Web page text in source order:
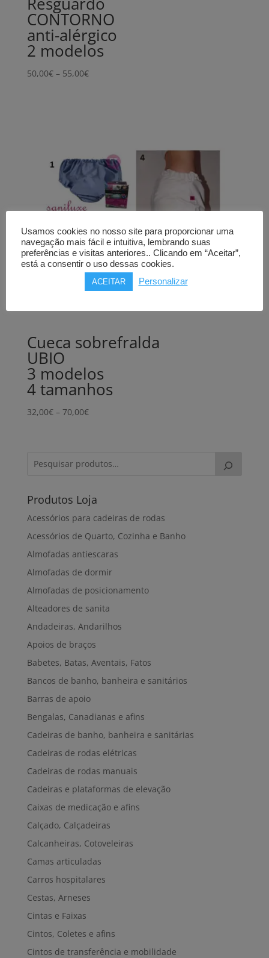
CONTORNO
anti-alérgico
2 modelos
50,00€ – 55,00€Price
Cueca sobrefralda
UBIO
3 modelos
4 tamanhos
32,00€ – 70,00€Price
70,00€
Produtos Loja
Acessórios para cadeiras de rodas
Acessórios de Quarto, Cozinha e Banho
Almofadas antiescaras
Almofadas de dormir
Almofadas de posicionamento
Alteadores de sanita
Andadeiras, Andarilhos
Apoios de braços
Babetes, Batas, Aventais, Fatos
Bancos de banho, banheira e sanitários
Barras de apoio
Bengalas, Canadianas e afins
Cadeiras de banho, banheira e sanitárias
Cadeiras de rodas elétricas
Cadeiras de rodas manuais
Cadeiras e plataformas de elevação
Caixas de medicação e afins
Calçado, Calçadeiras
Calcanheiras, Cotoveleiras
Camas articuladas
Carros hospitalares
Cestas, Arneses
Cintas e Faixas
Cintos, Coletes e afins
Cintos de transferência e mobilidade
Usamos cookies no nosso site para proporcionar uma
navegação mais fácil e intuitiva, lembrando suas
preferências e visitas anteriores.. Clicando em “Aceitar”,
está a consentir o uso dessas cookies.
ACEITAR Personalizar